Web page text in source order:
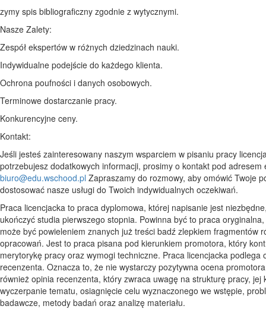
zymy spis bibliograficzny zgodnie z wytycznymi.
Nasze Zalety:
Zespół ekspertów w różnych dziedzinach nauki.
Indywidualne podejście do każdego klienta.
Ochrona poufności i danych osobowych.
Terminowe dostarczanie pracy.
Konkurencyjne ceny.
Kontakt:
Jeśli jesteś zainteresowany naszym wsparciem w pisaniu pracy
potrzebujesz dodatkowych informacji, prosimy o kontakt pod adresem
biuro@edu.wschood.pl Zapraszamy do rozmowy, aby omówić Twoje
dostosować nasze usługi do Twoich indywidualnych oczekiwań.
Praca licencjacka to praca dyplomowa, której napisanie jest
ukończyć studia pierwszego stopnia. Powinna być to praca
może być powieleniem znanych już treści badź zlepkiem fragmentów
opracowań. Jest to praca pisana pod kierunkiem promotora, który
merytorykę pracy oraz wymogi techniczne. Praca licencjacka podlega
recenzenta. Oznacza to, że nie wystarczy pozytywna ocena
również opinia recenzenta, który zwraca uwagę na strukturę pracy, jej
wyczerpanie tematu, osiagnięcie celu wyznaczonego we wstępie,
badawcze, metody badań oraz analizę materiału.